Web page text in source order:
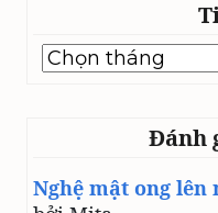
Time
line
Đánh
Nghệ mật ong lên